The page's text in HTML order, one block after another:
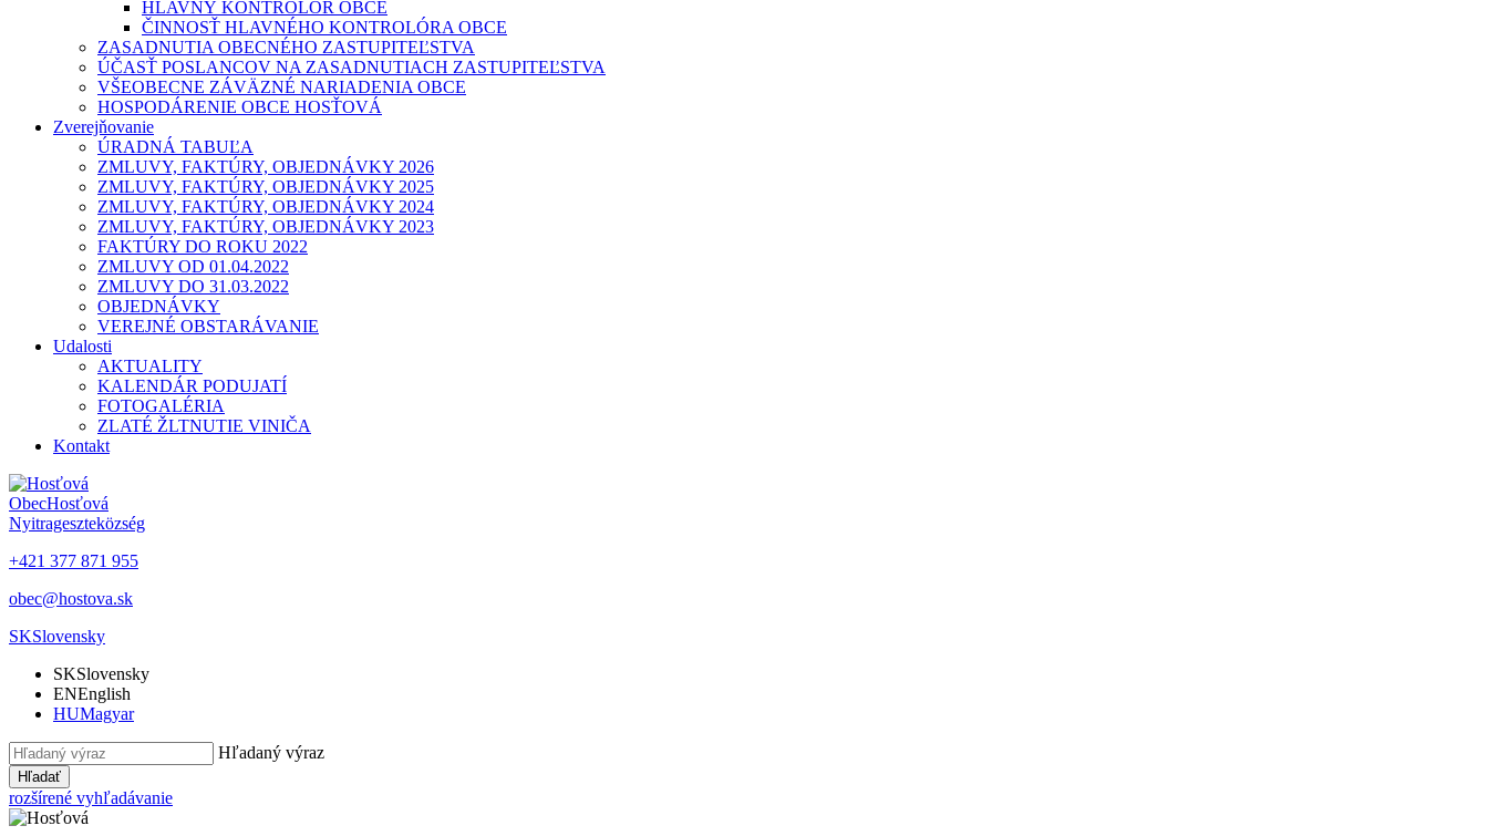
HLAVNÝ KONTROLÓR OBCE
ČINNOSŤ HLAVNÉHO KONTROLÓRA OBCE
ZASADNUTIA OBECNÉHO ZASTUPITEĽSTVA
ÚČASŤ POSLANCOV NA ZASADNUTIACH ZASTUPITEĽSTVA
VŠEOBECNE ZÁVÄZNÉ NARIADENIA OBCE
HOSPODÁRENIE OBCE HOSŤOVÁ
Zverejňovanie
ÚRADNÁ TABUĽA
ZMLUVY, FAKTÚRY, OBJEDNÁVKY 2026
ZMLUVY, FAKTÚRY, OBJEDNÁVKY 2025
ZMLUVY, FAKTÚRY, OBJEDNÁVKY 2024
ZMLUVY, FAKTÚRY, OBJEDNÁVKY 2023
FAKTÚRY DO ROKU 2022
ZMLUVY OD 01.04.2022
ZMLUVY DO 31.03.2022
OBJEDNÁVKY
VEREJNÉ OBSTARÁVANIE
Udalosti
AKTUALITY
KALENDÁR PODUJATÍ
FOTOGALÉRIA
ZLATÉ ŽLTNUTIE VINIČA
Kontakt
ObecHosťová
Nyitrageszteközség
+421 377 871 955
obec@hostova.sk
SKSlovensky
SKSlovensky
ENEnglish
HUMagyar
Hľadaný výraz
Hľadať
rozšírené vyhľadávanie